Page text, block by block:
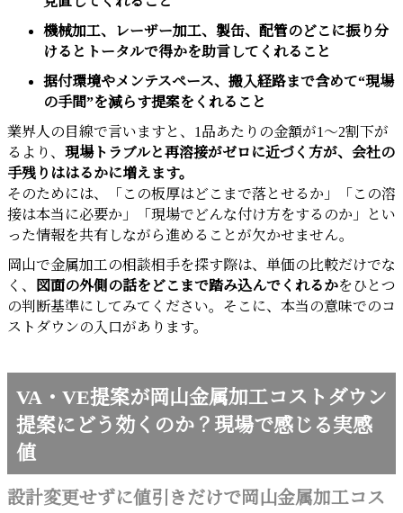
機械加工、レーザー加工、製缶、配管のどこに振り分
けるとトータルで得かを助言してくれること
据付環境やメンテスペース、搬入経路まで含めて“現場
の手間”を減らす提案をくれること
業界人の目線で言いますと、1品あたりの金額が1〜2割下が
るより、 現場トラブルと再溶接がゼロに近づく方が、会社の
手残りははるかに増えます。
そのためには、「この板厚はどこまで落とせるか」「この溶
接は本当に必要か」「現場でどんな付け方をするのか」とい
った情報を共有しながら進めることが欠かせません。
岡山で金属加工の相談相手を探す際は、単価の比較だけでな
く、
図面の外側の話をどこまで踏み込んでくれるかをひとつ
の判断基準にしてみてください。そこに、本当の意味でのコ
ストダウンの入口があります。
VA・VE提案が岡山金属加工コストダウン
提案にどう効くのか？現場で感じる実感
値
設計変更せずに値引きだけで岡山金属加工コス